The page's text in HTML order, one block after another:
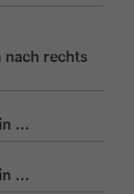
nach rechts
...
...